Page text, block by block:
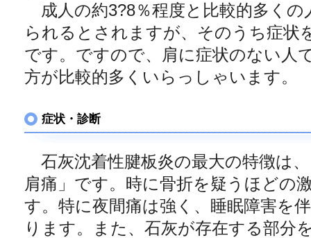
成人の約3?8％程度と比較的多くの
られるとされますが、そのうち症状
です。ですので、肩に症状のない人
方が比較的多くいらっしゃいます。
症状・診断
石灰沈着性腱板炎の最大の特徴は
肩痛」です。時に骨折を疑うほどの
す。特に夜間痛は強く、睡眠障害を
ります。また、石灰が存在する部分